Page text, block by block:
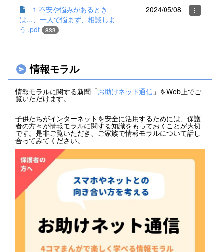
1 不安や悩みがあるとき
は…、一人で悩まず、相談しよ
う .pdf
833
2024/05/08
情報モラル
情報モラルに関する新聞「お助けネット通信 」をWeb上でご
覧いただけます。
子供たちがインターネットを安全に活用するためには、保護
者の方々が情報モラルに関する知識をもっておくことが大切
です。是非ご覧いただき、ご家族で情報モラルについて話し
合ってみてください。